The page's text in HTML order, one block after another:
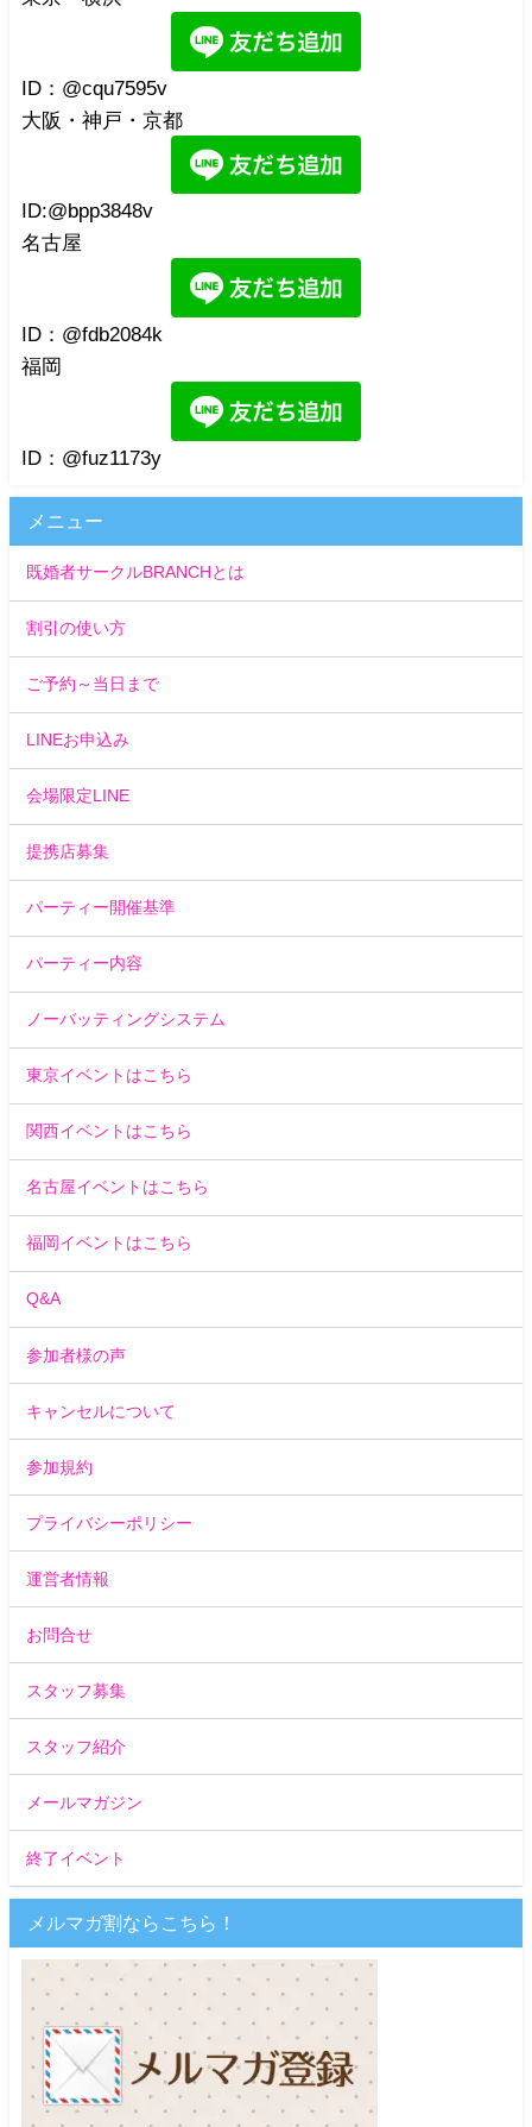
ID：@cqu7595v
大阪・神戸・京都
ID:@bpp3848v
名古屋
ID：@fdb2084k
福岡
ID：@fuz1173y
メニュー
既婚者サークルBRANCHとは
割引の使い方
ご予約～当日まで
LINEお申込み
会場限定LINE
提携店募集
パーティー開催基準
パーティー内容
ノーバッティングシステム
東京イベントはこちら
関西イベントはこちら
名古屋イベントはこちら
福岡イベントはこちら
Q&A
参加者様の声
キャンセルについて
参加規約
プライバシーポリシー
運営者情報
お問合せ
スタッフ募集
スタッフ紹介
メールマガジン
終了イベント
メルマガ割ならこちら！